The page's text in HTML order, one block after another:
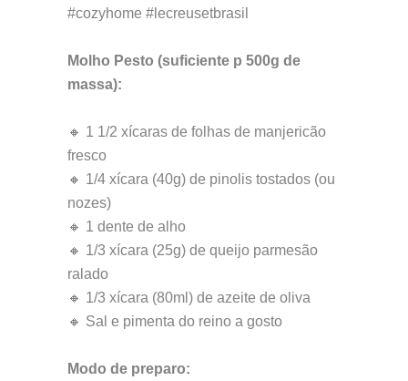
#cozyhome #lecreusetbrasil
Molho Pesto (suficiente p 500g de
massa):
🔸 1 1/2 xícaras de folhas de manjericão
fresco
🔸 1/4 xícara (40g) de pinolis tostados (ou
nozes)
🔸 1 dente de alho
🔸 1/3 xícara (25g) de queijo parmesão
ralado
🔸 1/3 xícara (80ml) de azeite de oliva
🔸 Sal e pimenta do reino a gosto
Modo de preparo: